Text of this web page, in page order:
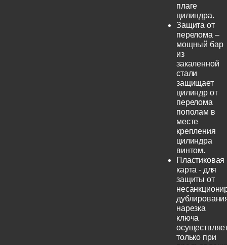
плаге
цилиндра.
Защита от
перелома –
мощный бар
из
закаленной
стали
защищает
цилиндр от
перелома
пополам в
месте
крепления
цилиндра
винтом.
Пластиковая
карта - для
защиты от
нарезка
ключа
только при